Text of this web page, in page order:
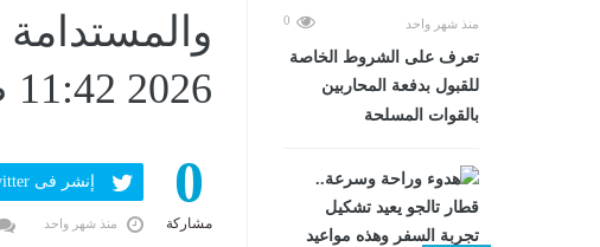
منذ شهر واحد 0
تعرف على الشروط الخاصة
للقبول بدفعة المحاربين
بالقوات المسلحة
2026 11:42 صـ
0
مشاركة
إنشر فى Twitter
منذ شهر واحد